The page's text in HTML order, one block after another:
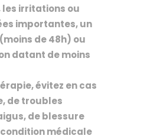
irritations ou
importantes, un
de 48h) ou
datant de moins
évitez en cas
de troubles
de blessure
médicale